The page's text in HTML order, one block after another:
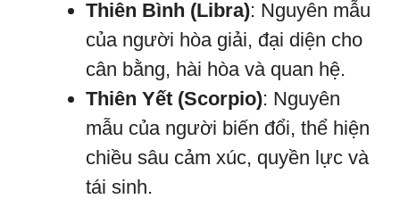
Thiên Bình (Libra): Nguyên mẫu
của người hòa giải, đại diện cho
cân bằng, hài hòa và quan hệ.
Thiên Yết (Scorpio): Nguyên
mẫu của người biến đổi, thể hiện
chiều sâu cảm xúc, quyền lực và
tái sinh.